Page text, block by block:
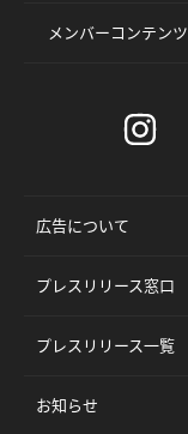
メンバーコンテンツ
広告について
プレスリリース窓口
プレスリリース一覧
お知らせ